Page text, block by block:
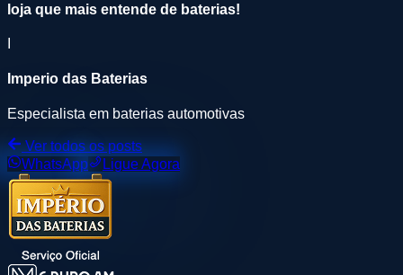
loja que mais entende de baterias!
Imperio das Baterias
Especialista em baterias automotivas
Ver todos os posts
WhatsApp
Ligue Agora